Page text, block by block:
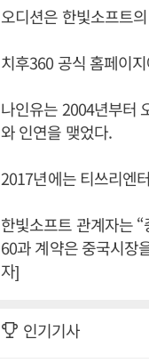
오디션은 한빛소프트
치후360 공식 홈페이
나인유는 2004년부터
와 인연을 맺었다.
2017년에는 티쓰리엔
한빛소프트 관계자는
60과 계약은 중국시장
자]
인기기사